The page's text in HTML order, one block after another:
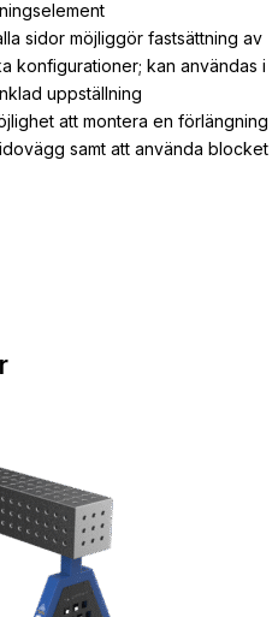
sidor möjliggör fastsättning av
konfigurationer; kan användas i
uppställning
att montera en förlängning
samt att använda blocket